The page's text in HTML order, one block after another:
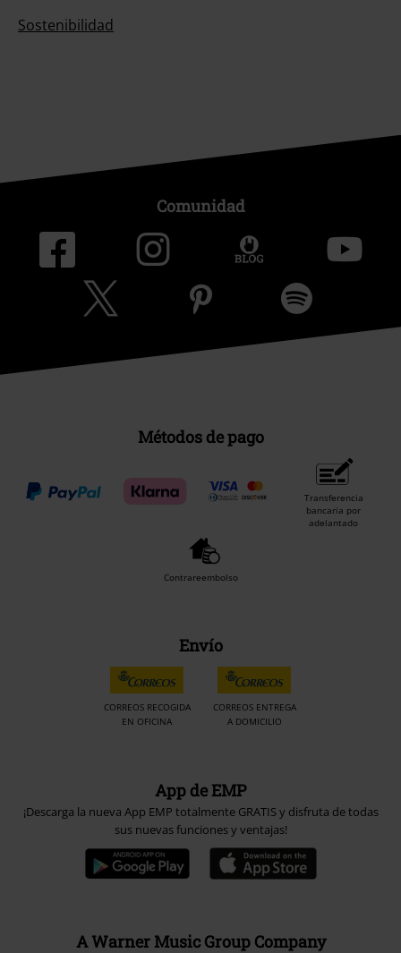
Sostenibilidad
Comunidad
Métodos de pago
Transferencia
bancaria por
adelantado
Contrareembolso
Envío
CORREOS RECOGIDA
EN OFICINA
CORREOS ENTREGA
A DOMICILIO
App de EMP
¡Descarga la nueva App EMP totalmente GRATIS y disfruta de todas
sus nuevas funciones y ventajas!
A Warner Music Group Company